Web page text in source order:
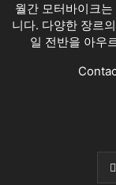
월간 모터바이크
니다. 다양한 장르
일 전반을 아우